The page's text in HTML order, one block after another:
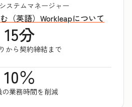
ステムマネージャー
（英語） Workleapについて
15分
から契約締結まで
10％
業務時間を削減